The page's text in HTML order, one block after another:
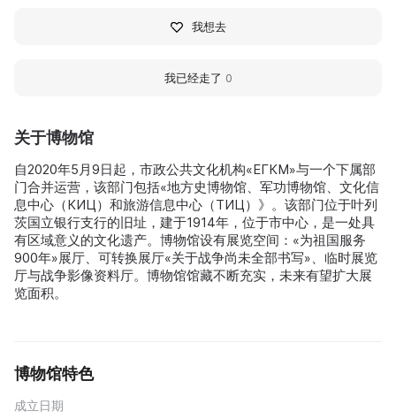
关于博物馆
自2020年5月9日起，市政公共文化机构«ЕГКМ»与一个下属部
门合并运营，该部门包括«地方史博物馆、军功博物馆、文化信
息中心（КИЦ）和旅游信息中心（ТИЦ）》。该部门位于叶列
茨国立银行支行的旧址，建于1914年，位于市中心，是一处具
有区域意义的文化遗产。博物馆设有展览空间：«为祖国服务
900年»展厅、可转换展厅«关于战争尚未全部书写»、临时展览
厅与战争影像资料厅。博物馆馆藏不断充实，未来有望扩大展
览面积。
博物馆特色
成立日期
我想去
我已经走了 0